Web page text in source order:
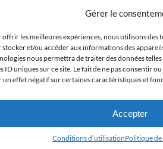
Gérer le
offrir les meilleures expériences, nous utilisons des
et/ou accéder aux informations des
nous permettra de traiter des données
ID uniques sur ce site. Le fait de ne pas consentir
un effet négatif sur certaines caractéristiques et
Accepter
Conditions d’utilisationPolitique